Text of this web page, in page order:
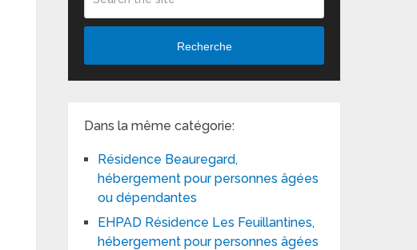
Recherche
Dans la même catégorie:
Résidence Beauregard,
hébergement pour personnes âgées
ou dépendantes
EHPAD Résidence Les Feuillantines,
hébergement pour personnes âgées